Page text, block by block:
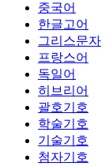
중국어
한글고어
그리스문자
프랑스어
독일어
히브리어
괄호기호
학술기호
기술기호
첨자기호